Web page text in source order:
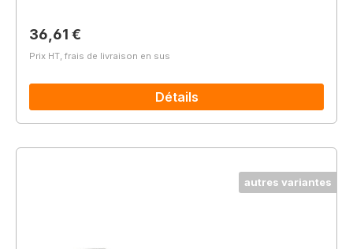
Prix régulier :
36,61 €
Prix HT, frais de livraison en sus
Détails
autres variantes